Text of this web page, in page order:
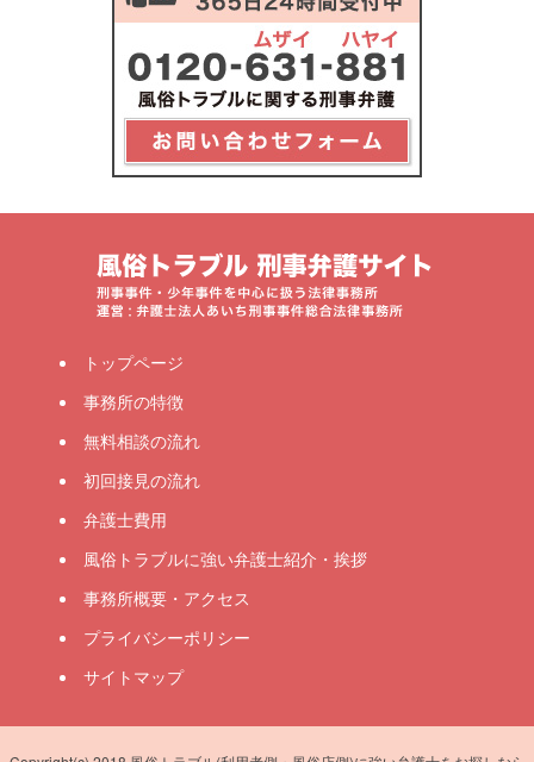
トップページ
事務所の特徴
無料相談の流れ
初回接見の流れ
弁護士費用
風俗トラブルに強い弁護士紹介・挨拶
事務所概要・アクセス
プライバシーポリシー
サイトマップ